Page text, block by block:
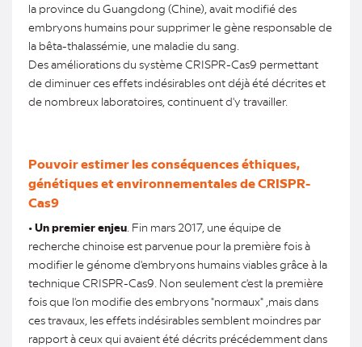
la province du Guangdong (Chine), avait modifié des
embryons humains pour supprimer le gène responsable de
la bêta-thalassémie, une maladie du sang.
Des améliorations du système CRISPR-Cas9 permettant
de diminuer ces effets indésirables ont déjà été décrites et
de nombreux laboratoires, continuent d'y travailler.
Pouvoir estimer les conséquences éthiques,
génétiques et environnementales de CRISPR-
Cas9
•Un premier enjeu . Fin mars 2017, une équipe de
recherche chinoise est parvenue pour la première fois à
modifier le génome d'embryons humains viables grâce à la
technique CRISPR-Cas9. Non seulement c'est la première
fois que l'on modifie des embryons "normaux" ,mais dans
ces travaux, les effets indésirables semblent moindres par
rapport à ceux qui avaient été décrits précédemment dans